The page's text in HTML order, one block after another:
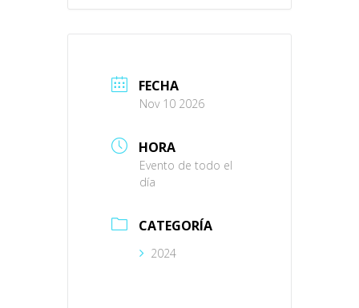
FECHA
Nov 10 2026
HORA
Evento de todo el
día
CATEGORÍA
2024